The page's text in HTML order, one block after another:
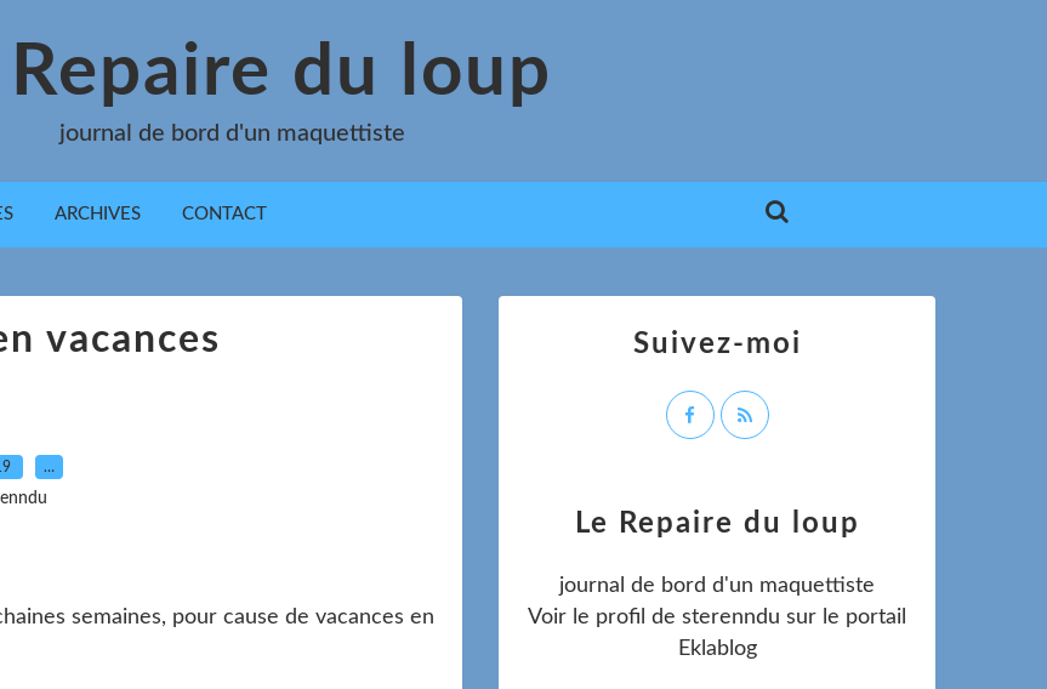
Repaire du loup
journal de bord d'un maquettiste
ARCHIVES CONTACT
vacances
…
semaines, pour cause de vacances en
Le Repaire du loup
journal de bord d'un maquettiste
Voir le profil de sterenndu sur le portail
Eklablog
Suivez-moi